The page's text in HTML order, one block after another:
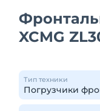
XCMG
Тип техники